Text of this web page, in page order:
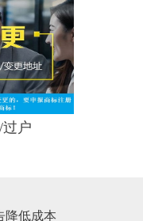
户
降低成本